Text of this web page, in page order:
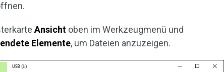
Ansicht oben im Werkzeugmenü und
Elemente, um Dateien anzuzeigen.